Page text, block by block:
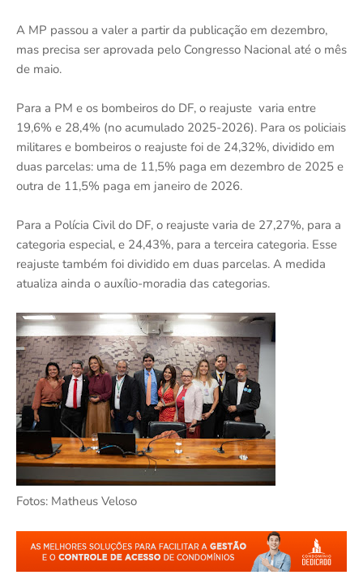
A MP passou a valer a partir da publicação em dezembro,
mas precisa ser aprovada pelo Congresso Nacional até o mês
de maio.
Para a PM e os bombeiros do DF, o reajuste varia entre
19,6% e 28,4% (no acumulado 2025-2026). Para os policiais
militares e bombeiros o reajuste foi de 24,32%, dividido em
duas parcelas: uma de 11,5% paga em dezembro de 2025 e
outra de 11,5% paga em janeiro de 2026.
Para a Polícia Civil do DF, o reajuste varia de 27,27%, para a
categoria especial, e 24,43%, para a terceira categoria. Esse
reajuste também foi dividido em duas parcelas. A medida
atualiza ainda o auxílio-moradia das categorias.
Fotos: Matheus Veloso